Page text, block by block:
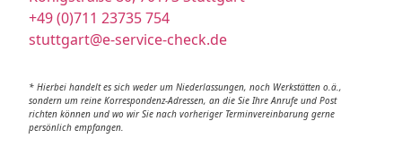
+49 (0)711 23735 754
stuttgart@e-service-check.de
* Hierbei handelt es sich weder um Niederlassungen, noch Werkstätten o.ä.,
sondern um reine Korrespondenz-Adressen, an die Sie Ihre Anrufe und Post
richten können und wo wir Sie nach vorheriger Terminvereinbarung gerne
persönlich empfangen.